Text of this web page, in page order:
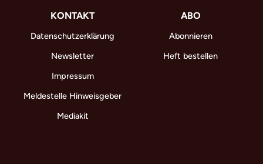
KONTAKT
Datenschutzerklärung
Newsletter
Impressum
Meldestelle Hinweisgeber
Mediakit
ABO
Abonnieren
Heft bestellen